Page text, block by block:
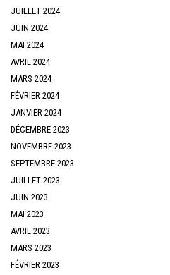
JUILLET 2024
JUIN 2024
MAI 2024
AVRIL 2024
MARS 2024
FÉVRIER 2024
JANVIER 2024
DÉCEMBRE 2023
NOVEMBRE 2023
SEPTEMBRE 2023
JUILLET 2023
JUIN 2023
MAI 2023
AVRIL 2023
MARS 2023
FÉVRIER 2023